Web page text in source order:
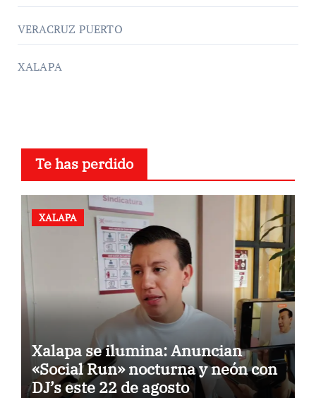
VERACRUZ PUERTO
XALAPA
Te has perdido
XALAPA
Xalapa se ilumina: Anuncian
«Social Run» nocturna y neón con
DJ’s este 22 de agosto